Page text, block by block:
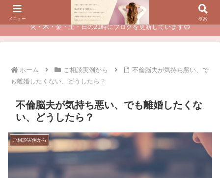
夫に不倫されたつらい経験が、あなたのチャンスに変わるカウンセリング
火・木・金・土・日の21時にブログを更新しています😊
ホーム ご相談実例から
不倫脳夫が気持ち悪い、で
も離婚したくない、どうしたら？
不倫脳夫が気持ち悪い、でも離婚したくな
い、どうしたら？
ご相談実例から
メニュー 検索